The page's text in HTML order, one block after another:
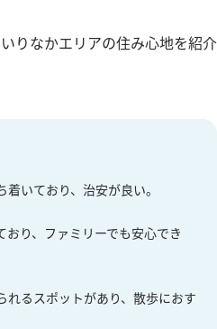
りなかエリアの住み心地を紹介
いており、治安が良い。
おり、ファミリーでも安心でき
れるスポットがあり、散歩におす